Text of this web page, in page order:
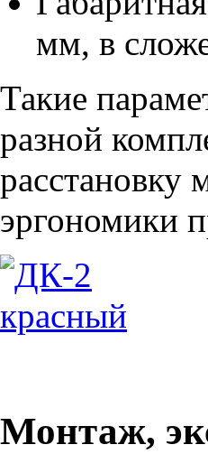
мм, в
Такие
разной
расстановку
эргономики
Монтаж,